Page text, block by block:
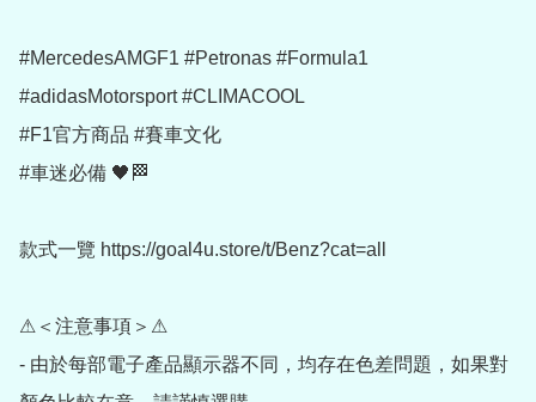
#MercedesAMGF1 #Petronas #Formula1
#adidasMotorsport #CLIMACOOL
#F1官方商品 #賽車文化
#車迷必備 🖤🏁
款式一覽 https://goal4u.store/t/Benz?cat=all
⚠＜注意事項＞⚠
- 由於每部電子產品顯示器不同，均存在色差問題，如果對